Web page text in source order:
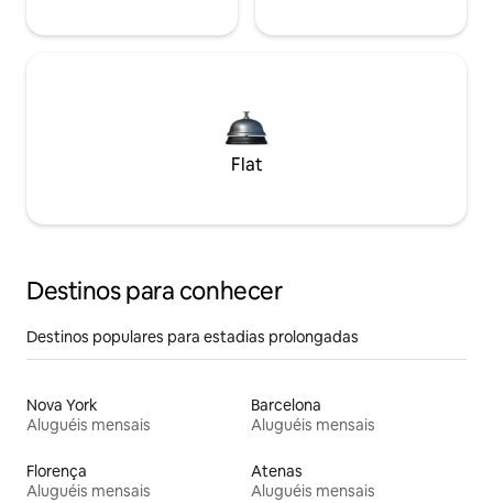
Flat
Destinos para conhecer
Destinos populares para estadias prolongadas
Nova York
Aluguéis mensais
Barcelona
Aluguéis mensais
Florença
Aluguéis mensais
Atenas
Aluguéis mensais